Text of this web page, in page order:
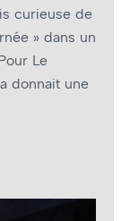
curieuse de
» dans un
Le
donnait une